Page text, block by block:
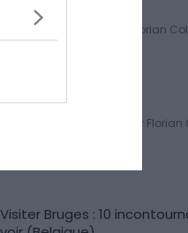
et voir (Italie)
Le 15 juillet 2026 Par Florian
Montmartre
Par
Incontournables
Visiter Bruges : 10